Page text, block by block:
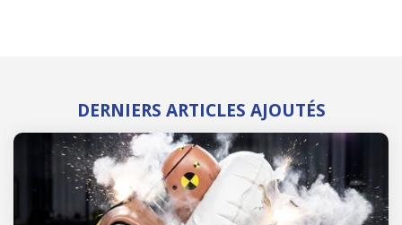
DERNIERS ARTICLES AJOUTÉS